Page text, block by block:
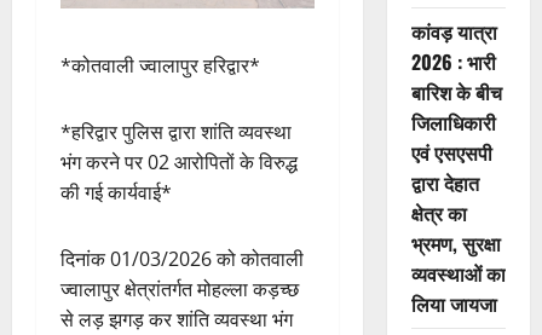
*कोतवाली ज्वालापुर हरिद्वार*
*हरिद्वार पुलिस द्वारा शांति व्यवस्था
भंग करने पर 02 आरोपितों के विरुद्ध
की गई कार्यवाई*
दिनांक 01/03/2026 को कोतवाली
ज्वालापुर क्षेत्रांतर्गत मोहल्ला कड़च्छ
से लड़ झगड़ कर शांति व्यवस्था भंग
कांवड़ यात्रा
2026 : भारी
बारिश के बीच
जिलाधिकारी
एवं एसएसपी
द्वारा देहात
क्षेत्र का
भ्रमण, सुरक्षा
व्यवस्थाओं का
लिया जायजा